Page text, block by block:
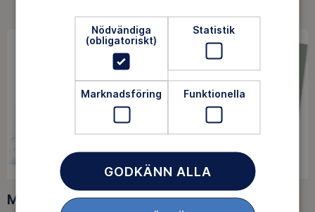
Medlemsförmåner
Nödvändiga
(obligatoriskt)
Statistik
Marknadsföring Funktionella
GODKÄNN ALLA